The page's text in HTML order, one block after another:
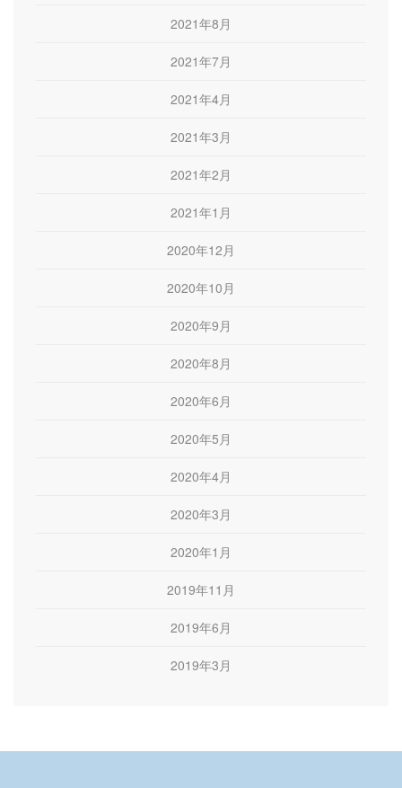
2021年8月
2021年7月
2021年4月
2021年3月
2021年2月
2021年1月
2020年12月
2020年10月
2020年9月
2020年8月
2020年6月
2020年5月
2020年4月
2020年3月
2020年1月
2019年11月
2019年6月
2019年3月